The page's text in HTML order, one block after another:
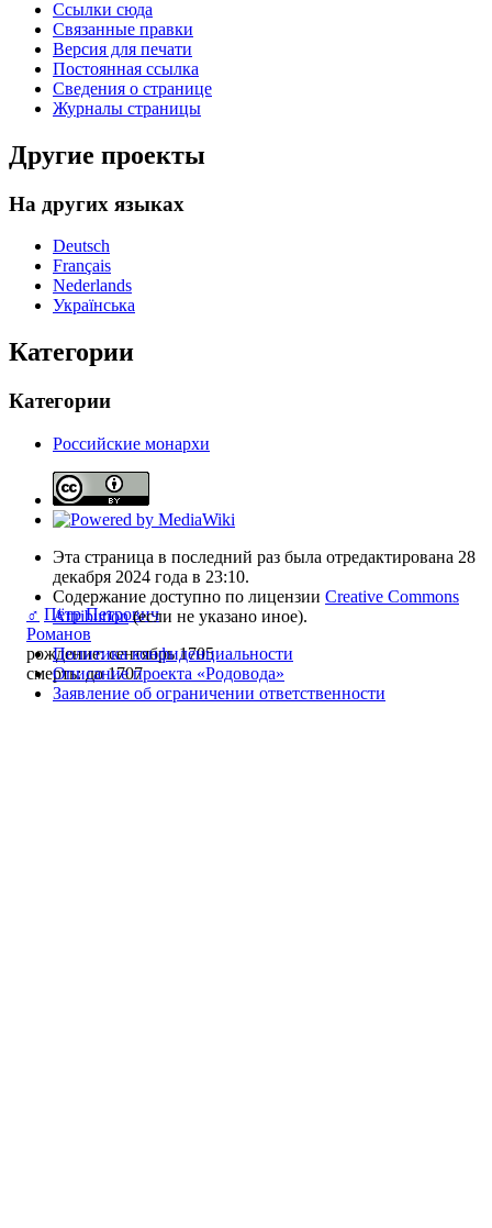
♂ Пётр Петрович
Романов
рождение: сентябрь 1705
смерть: до 1707
Ссылки сюда
Связанные правки
Версия для печати
Постоянная ссылка
Сведения о странице
Журналы страницы
Другие проекты
На других языках
Deutsch
Français
Nederlands
Українська
Категории
Категории
Российские монархи
Эта страница в последний раз была отредактирована 28
декабря 2024 года в 23:10.
Содержание доступно по лицензии Creative Commons
Attribution(если не указано иное).
Политика конфиденциальности
Описание проекта «Родовода»
Заявление об ограничении ответственности